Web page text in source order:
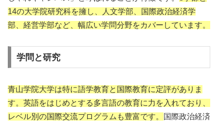
14の大学院研究科を擁し、人文学部、国際政治経済学
部、経営学部など、幅広い学問分野をカバーしています。
学問と研究
青山学院大学は特に語学教育と国際教育に定評がありま
す。英語をはじめとする多言語の教育に力を入れており、
レベル別の国際交流プログラムも豊富です。
国際政治経済